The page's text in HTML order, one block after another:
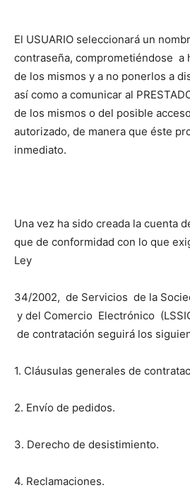
El USUARIO seleccionará un
contraseña, comprometiéndose a
de los mismos y a no ponerlos a
así como a comunicar al
de los mismos o del posible
autorizado, de manera que éste
inmediato.
Una vez ha sido creada la cuenta
que de conformidad con lo que
Ley
34/2002, de Servicios de la
y del Comercio Electrónico
de contratación seguirá los
1. Cláusulas generales de
2. Envío de pedidos.
3. Derecho de desistimiento.
4. Reclamaciones.